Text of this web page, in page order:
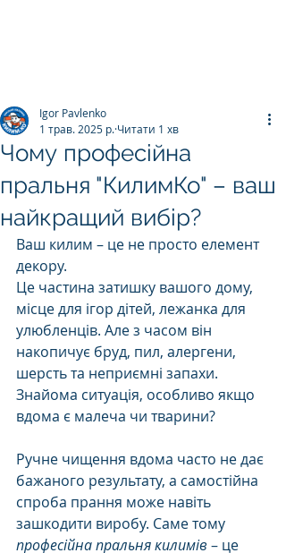
Чому професійна
пральня "КилимКо" – ваш
найкращий вибір?
Igor Pavlenko
1 трав. 2025 р. Читати 1 хв
Ваш килим – це не просто елемент
декору.
Це частина затишку вашого дому,
місце для ігор дітей, лежанка для
улюбленців. Але з часом він
накопичує бруд, пил, алергени,
шерсть та неприємні запахи.
Знайома ситуація, особливо якщо
вдома є малеча чи тварини?
Ручне чищення вдома часто не дає
бажаного результату, а самостійна
спроба прання може навіть
зашкодити виробу. Саме тому
професійна пральня килимів – це